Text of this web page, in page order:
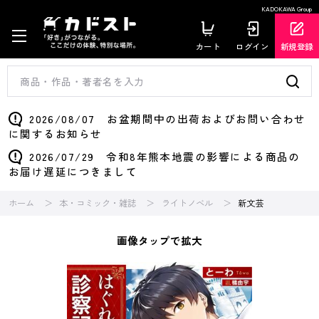
KADOKAWA Group
カート ログイン 新規登録
2026/08/07 お盆期間中の出荷およびお問い合わせ
に関するお知らせ
2026/07/29 令和8年熊本地震の影響による商品の
お届け遅延につきまして
ホーム 本・コミック・雑誌 ライトノベル 新文芸
画像タップで拡大